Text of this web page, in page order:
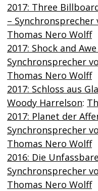
2017: Three
–
Thomas Nero Wolff
2017: Shock and
Synchronsprecher
Thomas Nero Wolff
2017: Schloss aus
Woody Harrelson:
2017: Planet der
Synchronsprecher
Thomas Nero Wolff
2016: Die
Synchronsprecher
Thomas Nero Wolff